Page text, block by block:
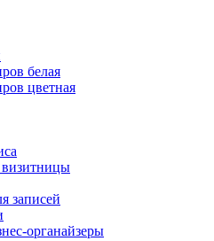
белая
цветная
записей
органайзеры